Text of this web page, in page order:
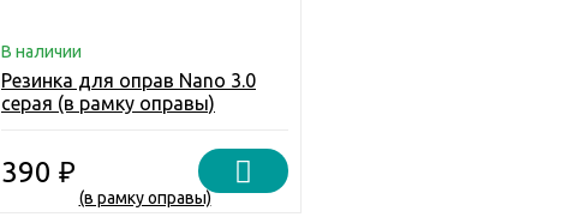
В наличии
Резинка для оправ Nano 3.0
серая (в рамку оправы)
390 ₽